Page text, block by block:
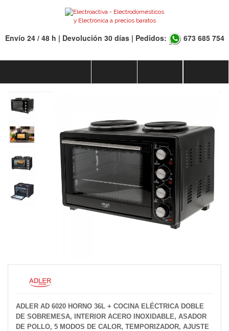
Envío 24 / 48 h | Devolución 30 días | Pedidos: 673 685 754
ADLER AD 6020 HORNO 36L + COCINA ELÉCTRICA DOBLE
DE SOBREMESA, INTERIOR ACERO INOXIDABLE, ASADOR
DE POLLO, 5 MODOS DE CALOR, TEMPORIZADOR, AJUSTE